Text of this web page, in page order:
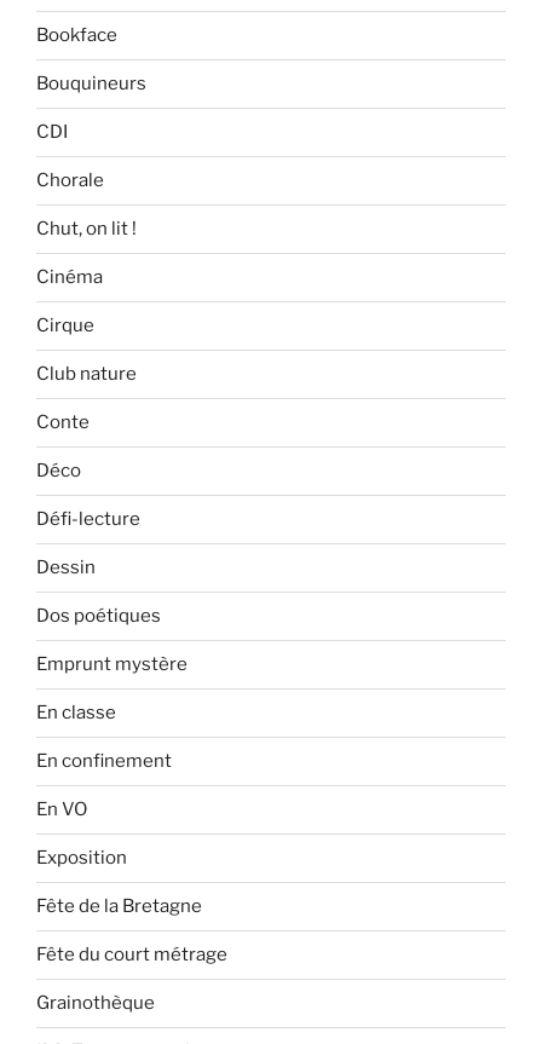
Bookface
Bouquineurs
CDI
Chorale
Chut, on lit !
Cinéma
Cirque
Club nature
Conte
Déco
Défi-lecture
Dessin
Dos poétiques
Emprunt mystère
En classe
En confinement
En VO
Exposition
Fête de la Bretagne
Fête du court métrage
Grainothèque